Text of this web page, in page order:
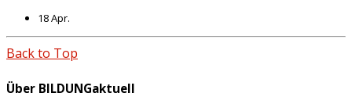
18 Apr.
Back to Top
Über BILDUNGaktuell